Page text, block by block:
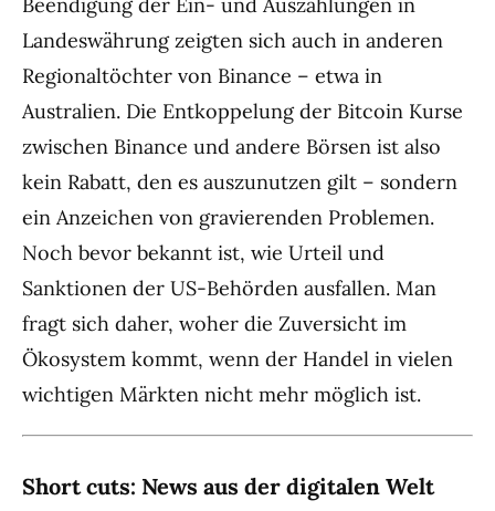
Landeswährung zeigten sich auch in anderen
Regionaltöchter von Binance – etwa in
Australien. Die Entkoppelung der Bitcoin Kurse
zwischen Binance und andere Börsen ist also
kein Rabatt, den es auszunutzen gilt – sondern
ein Anzeichen von gravierenden Problemen.
Noch bevor bekannt ist, wie Urteil und
Sanktionen der US-Behörden ausfallen. Man
fragt sich daher, woher die Zuversicht im
Ökosystem kommt, wenn der Handel in vielen
wichtigen Märkten nicht mehr möglich ist.
Short cuts: News aus der digitalen Welt